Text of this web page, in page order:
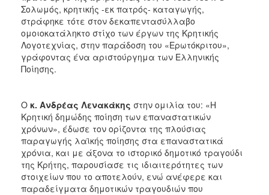
Σολωμός, κρητικής -εκ πατρός- καταγωγής,
στράφηκε τότε στον δεκαπεντασύλλαβο
ομοιοκατάληκτο στίχο των έργων της Κρητικής
Λογοτεχνίας, στην παράδοση του «Ερωτόκριτου»,
γράφοντας ένα αριστούργημα των Ελληνικής
Ποίησης.
Ο κ. Ανδρέας Λενακάκης στην ομιλία του: «Η
Κρητική δημώδης ποίηση των επαναστατικών
χρόνων», έδωσε τον ορίζοντα της πλούσιας
παραγωγής λαϊκής ποίησης στα επαναστατικά
χρόνια, και με άξονα το ιστορικό δημοτικό τραγούδι
της Κρήτης, παρουσίασε τις ιδιαιτερότητες των
στοιχείων που το αποτελούν, ενώ ανέφερε και
παραδείγματα δημοτικών τραγουδιών που